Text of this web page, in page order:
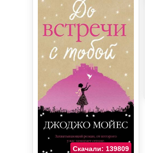
Скачали: 139809